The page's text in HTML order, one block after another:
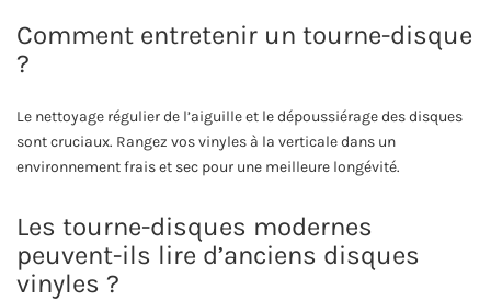
Comment entretenir un tourne-disque
?
Le nettoyage régulier de l’aiguille et le dépoussiérage des disques
sont cruciaux. Rangez vos vinyles à la verticale dans un
environnement frais et sec pour une meilleure longévité.
Les tourne-disques modernes
peuvent-ils lire d’anciens disques
vinyles ?